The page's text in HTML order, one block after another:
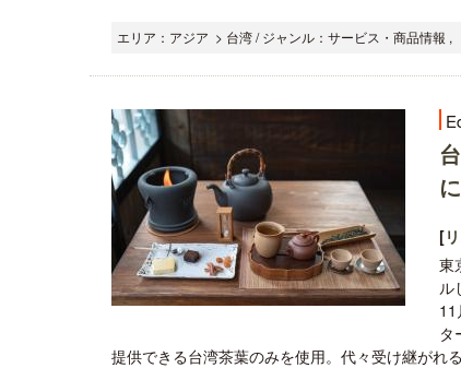
エリア：アジア > 台湾 / ジャンル：サービス・商品情報 ,
[
東
ル
11
タ
提供できる台湾茶葉のみを使用。代々受け継がれ